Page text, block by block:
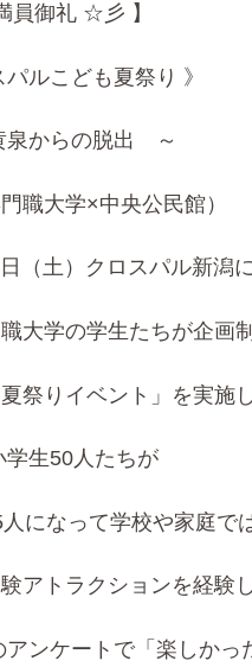
員御礼 ☆彡 】
パルこども夏祭り 》
からの脱出 ～
門職大学×中央公民館）
（土）クロスパル新潟
大学の学生たちが企画
夏祭りイベント」を実施
生50人たちが
になって学校や家庭で
アトラクションを経験
ンケートで「楽しかっ